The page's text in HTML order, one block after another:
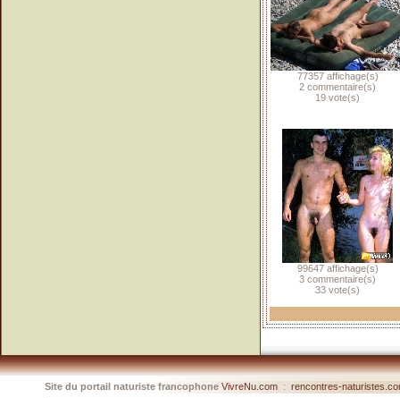
77357 affichage(s)
2 commentaire(s)
19 vote(s)
99647 affichage(s)
3 commentaire(s)
33 vote(s)
Site du portail naturiste francophone VivreNu.com: rencontres-